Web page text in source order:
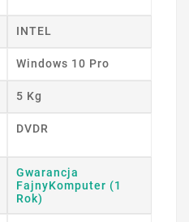
INTEL
Windows 10 Pro
5 Kg
DVDR
Gwarancja
FajnyKomputer (1
Rok)